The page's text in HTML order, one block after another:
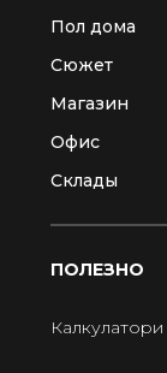
Пол дома
Сюжет
Магазин
Офис
Склады
ПОЛЕЗНО